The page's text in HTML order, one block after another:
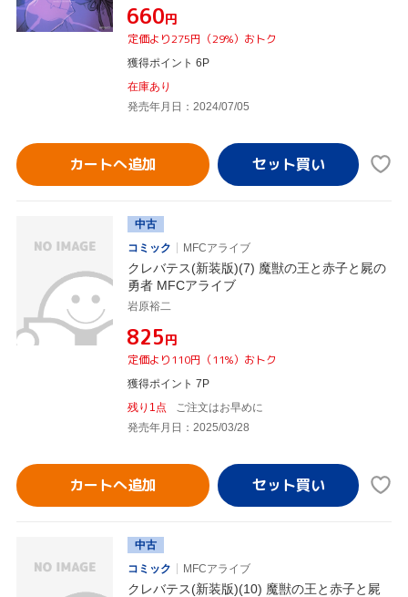
¥660円
定価より275円（29%）おトク
獲得ポイント 6P
在庫あり
発売年月日：2024/07/05
カートへ追加
中古
コミック
MFCアライブ
クレバテス(新装版)(7) 魔獣の王と赤子と屍の
勇者 MFCアライブ
岩原裕二
¥825円
定価より110円（11%）おトク
獲得ポイント 7P
残り1点
ご注文はお早めに
発売年月日：2025/03/28
カートへ追加
中古
コミック
MFCアライブ
クレバテス(新装版)(10) 魔獣の王と赤子と屍